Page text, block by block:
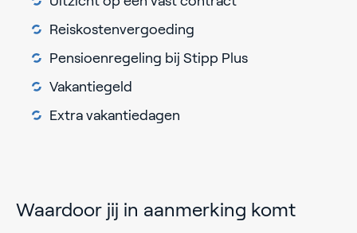
Reiskostenvergoeding
Pensioenregeling bij Stipp Plus
Vakantiegeld
Extra vakantiedagen
Waardoor jij in aanmerking komt